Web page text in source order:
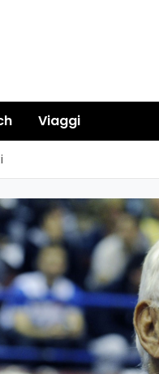
Viaggi